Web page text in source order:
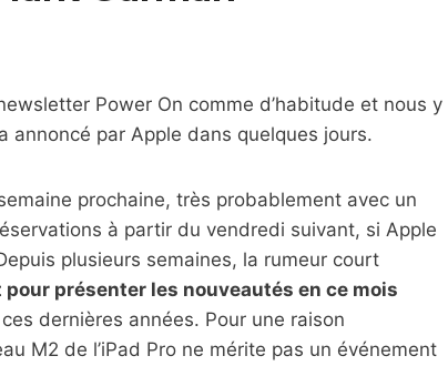
Power On comme d’habitude et nous y
annoncé par Apple dans quelques jours.
prochaine, très probablement avec un
à partir du vendredi suivant, si Apple
plusieurs semaines, la rumeur court
présenter les nouveautés en ce mois
dernières années. Pour une raison
M2 de l’iPad Pro ne mérite pas un événement